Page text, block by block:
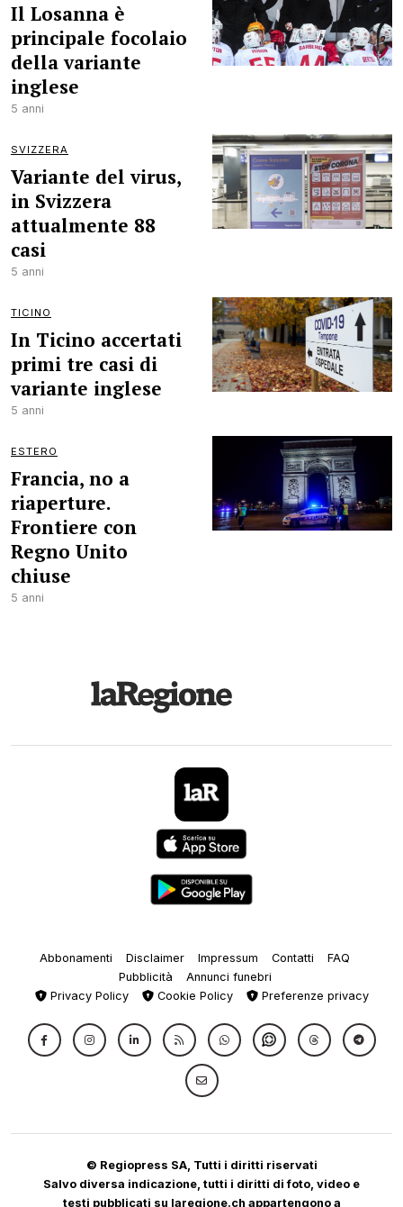
Il Losanna è
principale focolaio
della variante
inglese
5 anni
SVIZZERA
Variante del virus,
in Svizzera
attualmente 88
casi
5 anni
TICINO
In Ticino accertati
primi tre casi di
variante inglese
5 anni
ESTERO
Francia, no a
riaperture.
Frontiere con
Regno Unito
chiuse
5 anni
Abbonamenti Disclaimer Impressum Contatti
FAQ
Pubblicità
Annunci funebri
Privacy Policy
Cookie Policy Preferenze privacy
© Regiopress SA, Tutti i diritti riservati
Salvo diversa indicazione, tutti i diritti di foto, video e
testi pubblicati su laregione.ch appartengono a